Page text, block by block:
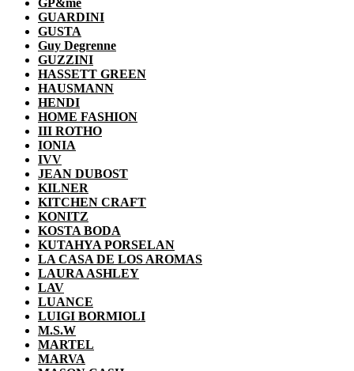
GP&me
GUARDINI
GUSTA
Guy Degrenne
GUZZINI
HASSETT GREEN
HAUSMANN
HENDI
HOME FASHION
III ROTHO
IONIA
IVV
JEAN DUBOST
KILNER
KITCHEN CRAFT
KONITZ
KOSTA BODA
KUTAHYA PORSELAN
LA CASA DE LOS AROMAS
LAURA ASHLEY
LAV
LUANCE
LUIGI BORMIOLI
M.S.W
MARTEL
MARVA